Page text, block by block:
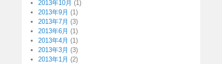
2013年10月 (1)
2013年9月 (1)
2013年7月 (3)
2013年6月 (1)
2013年4月 (1)
2013年3月 (3)
2013年1月 (2)